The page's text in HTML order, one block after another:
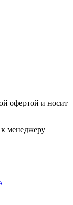
офертой и носит
менеджеру